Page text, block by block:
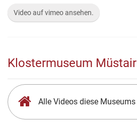
Video auf vimeo ansehen.
Klostermuseum Müstair
Alle Videos diese Museums